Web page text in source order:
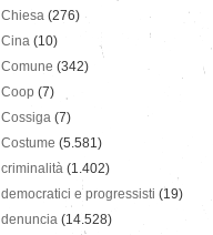
Chiesa (276)
Cina (10)
Comune (342)
Coop (7)
Cossiga (7)
Costume (5.581)
criminalità (1.402)
democratici e progressisti (19)
denuncia (14.528)